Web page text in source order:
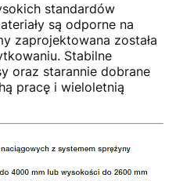
standardów
są odporne na
zaprojektowana została
Stabilne
oraz starannie dobrane
pracę i wieloletnią